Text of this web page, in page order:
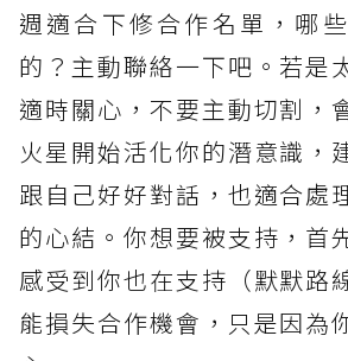
週適合下修合作名單，哪
的？主動聯絡一下吧。若是
適時關心，不要主動切割，
火星開始活化你的潛意識，
跟自己好好對話，也適合處
的心結。你想要被支持，首
感受到你也在支持（默默路
能損失合作機會，只是因為